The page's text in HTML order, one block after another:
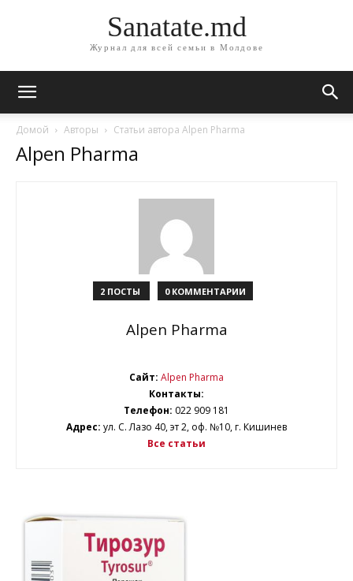
Sanatate.md
Журнал для всей семьи в Молдове
Домой Авторы Статьи автора Alpen Pharma
Alpen Pharma
2 ПОСТЫ 0 КОММЕНТАРИИ
Alpen Pharma
Сайт: Alpen Pharma
Контакты:
Телефон: 022 909 181
Адрес: ул. С. Лазо 40, эт 2, оф. №10, г. Кишинев
Все статьи